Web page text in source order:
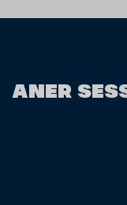
ANER